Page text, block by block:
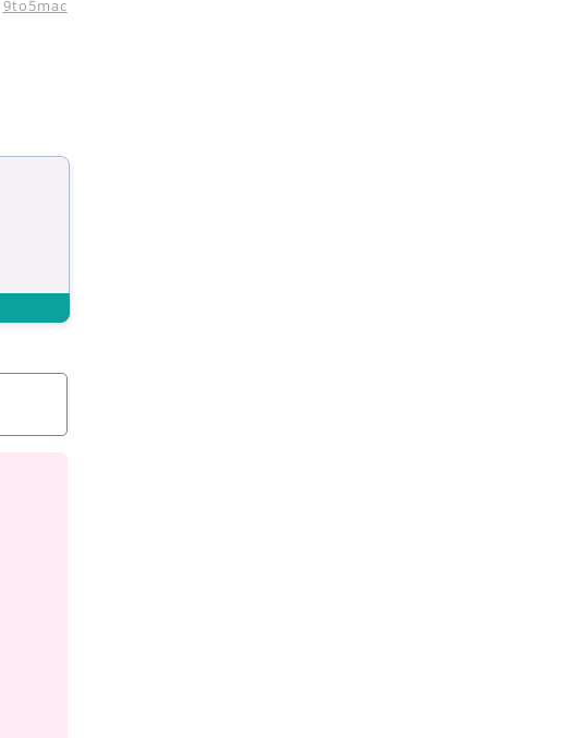
9to5mac